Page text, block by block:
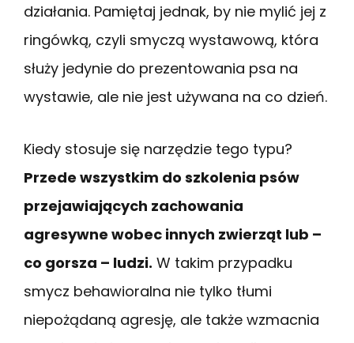
działania. Pamiętaj jednak, by nie mylić jej z
ringówką, czyli smyczą wystawową, która
służy jedynie do prezentowania psa na
wystawie, ale nie jest używana na co dzień.
Kiedy stosuje się narzędzie tego typu?
Przede wszystkim do szkolenia psów
przejawiających zachowania
agresywne wobec innych zwierząt lub –
co gorsza – ludzi. W takim przypadku
smycz behawioralna nie tylko tłumi
niepożądaną agresję, ale także wzmacnia